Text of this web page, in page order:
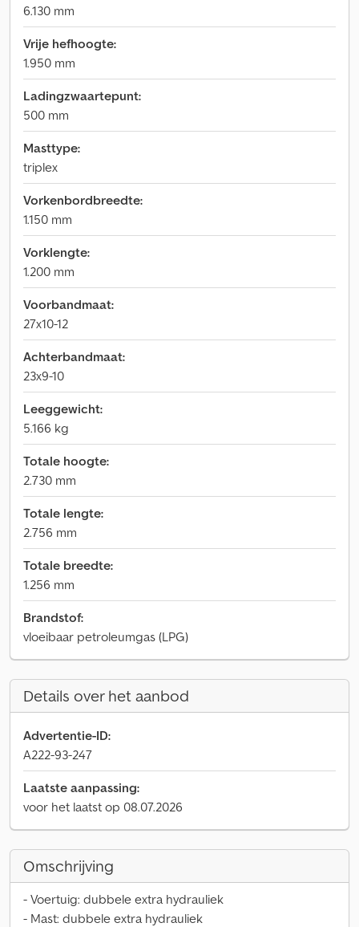
6.130 mm
Vrije hefhoogte:
1.950 mm
Ladingzwaartepunt:
500 mm
Masttype:
triplex
Vorkenbordbreedte:
1.150 mm
Vorklengte:
1.200 mm
Voorbandmaat:
27x10-12
Achterbandmaat:
23x9-10
Leeggewicht:
5.166 kg
Totale hoogte:
2.730 mm
Totale lengte:
2.756 mm
Totale breedte:
1.256 mm
Brandstof:
vloeibaar petroleumgas (LPG)
Details over het aanbod
Advertentie-ID:
A222-93-247
Laatste aanpassing:
voor het laatst op 08.07.2026
Omschrijving
- Voertuig: dubbele extra hydrauliek
- Mast: dubbele extra hydrauliek